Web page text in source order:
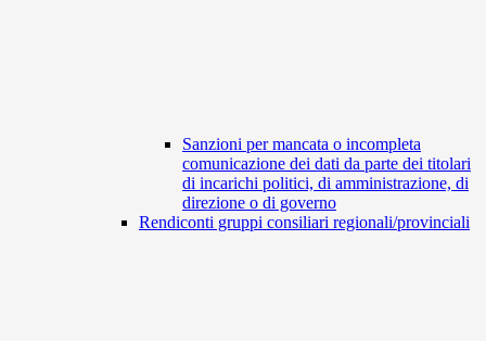
Sanzioni per mancata o incompleta
comunicazione dei dati da parte dei titolari
di incarichi politici, di amministrazione, di
direzione o di governo
Rendiconti gruppi consiliari regionali/provinciali